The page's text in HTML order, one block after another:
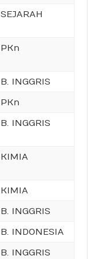
SEJARAH
PKn
B. INGGRIS
PKn
B. INGGRIS
KIMIA
KIMIA
B. INGGRIS
B. INDONESIA
B. INGGRIS